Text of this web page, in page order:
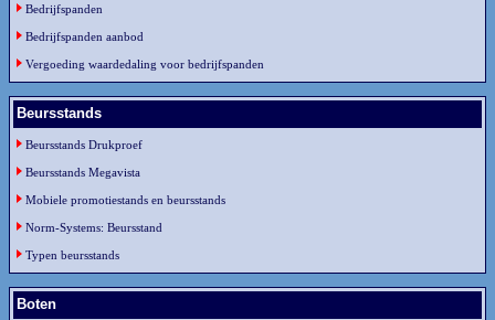
Bedrijfspanden
Bedrijfspanden aanbod
Vergoeding waardedaling voor bedrijfspanden
Beursstands
Beursstands Drukproef
Beursstands Megavista
Mobiele promotiestands en beursstands
Norm-Systems: Beursstand
Typen beursstands
Boten